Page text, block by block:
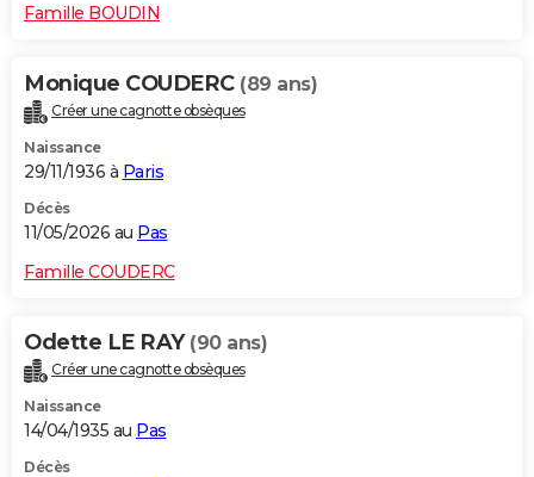
FORUM
Bricolage
Television
Famille BOUDIN
Monique COUDERC (89 ans)
Créer une cagnotte obsèques
Naissance
29/11/1936 à Paris
Décès
11/05/2026 au Pas
Famille COUDERC
Odette LE RAY (90 ans)
Créer une cagnotte obsèques
Naissance
14/04/1935 au Pas
Décès